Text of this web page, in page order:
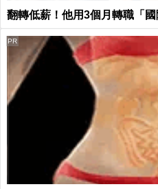
翻轉低薪！他用3個月轉職「國
PR